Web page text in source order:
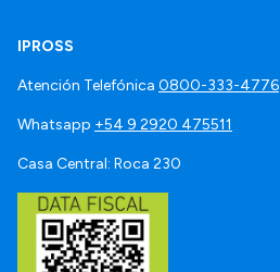
IPROSS
Atención Telefónica 0800-333-4776
Whatsapp +54 9 2920 475511
Casa Central: Roca 230